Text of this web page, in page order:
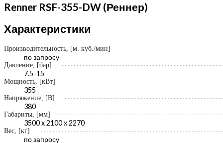
Renner RSF-355-DW (Реннер)
Характеристики
Производительность, [м. куб./мин]
по запросу
Давление, [бар]
7.5-15
Мощность, [кВт]
355
Напряжение, [В]
380
Габариты, [мм]
3500 x 2100 x 2270
Вес, [кг]
по запросу